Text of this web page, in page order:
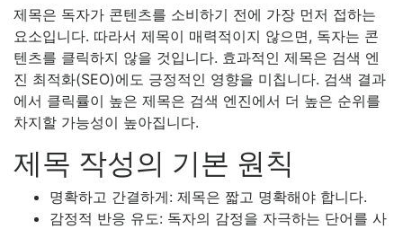
제목은 독자가 콘텐츠를 소비하기 전에 가장 먼저 접하는
요소입니다. 따라서 제목이 매력적이지 않으면, 독자는 콘
텐츠를 클릭하지 않을 것입니다. 효과적인 제목은 검색 엔
진 최적화(SEO)에도 긍정적인 영향을 미칩니다. 검색 결과
에서 클릭률이 높은 제목은 검색 엔진에서 더 높은 순위를
차지할 가능성이 높아집니다.
제목 작성의 기본 원칙
명확하고 간결하게: 제목은 짧고 명확해야 합니다.
감정적 반응 유도: 독자의 감정을 자극하는 단어를 사